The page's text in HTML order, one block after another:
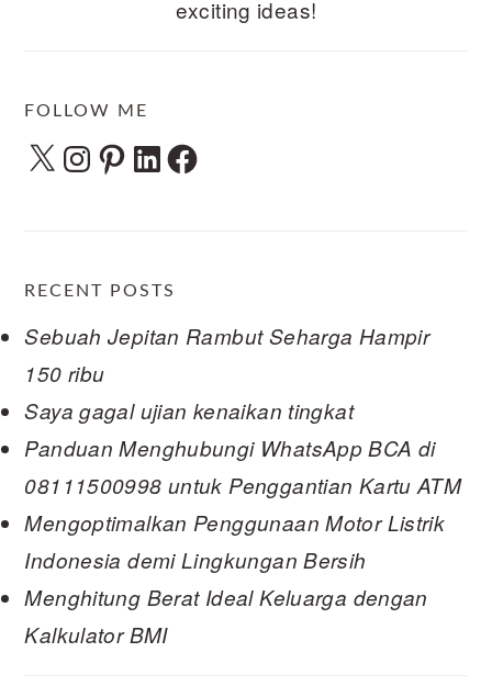
exciting ideas!
FOLLOW ME
X Instagram
Pinterest
LinkedInFacebook
RECENT POSTS
Sebuah Jepitan Rambut Seharga Hampir
150 ribu
Saya gagal ujian kenaikan tingkat
Panduan Menghubungi WhatsApp BCA di
08111500998 untuk Penggantian Kartu ATM
Mengoptimalkan Penggunaan Motor Listrik
Indonesia demi Lingkungan Bersih
Menghitung Berat Ideal Keluarga dengan
Kalkulator BMI